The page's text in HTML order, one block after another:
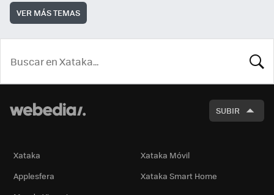
VER MÁS TEMAS
SUBIR
Xataka
Xataka Móvil
Applesfera
Xataka Smart Home